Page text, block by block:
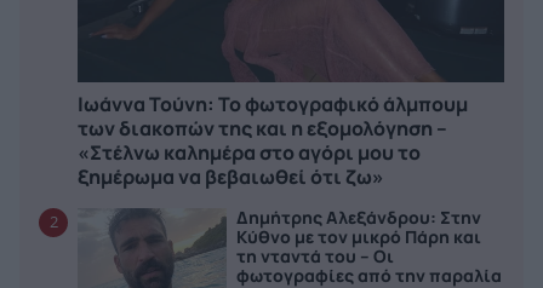
Ιωάννα Τούνη: Το φωτογραφικό άλμπουμ
των διακοπών της και η εξομολόγηση –
«Στέλνω καλημέρα στο αγόρι μου το
ξημέρωμα να βεβαιωθεί ότι ζω»
2
Δημήτρης Αλεξάνδρου: Στην
Κύθνο με τον μικρό Πάρη και
τη νταντά του – Οι
φωτογραφίες από την παραλία